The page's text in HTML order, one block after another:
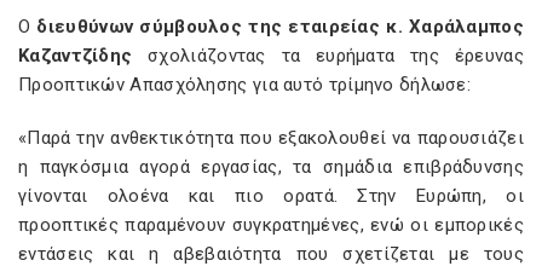
Ο διευθύνων σύμβουλος της εταιρείας κ. Χαράλαμπος
Καζαντζίδης σχολιάζοντας τα ευρήματα της έρευνας
Προοπτικών Απασχόλησης για αυτό τρίμηνο δήλωσε:
«Παρά την ανθεκτικότητα που εξακολουθεί να παρουσιάζει
η παγκόσμια αγορά εργασίας, τα σημάδια επιβράδυνσης
γίνονται ολοένα και πιο ορατά. Στην Ευρώπη, οι
προοπτικές παραμένουν συγκρατημένες, ενώ οι εμπορικές
εντάσεις και η αβεβαιότητα που σχετίζεται με τους